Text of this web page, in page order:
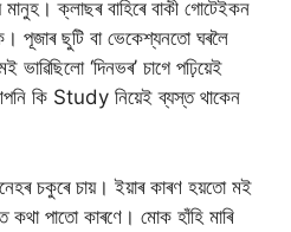
ক্লাছৰ বাহিৰে বাকী গোটেইকন
পূজাৰ ছুটি বা ভেকেশ্যনতো ঘৰলৈ
ভাৱিছিলো ‘দিনভৰ’ চাগে পঢ়িয়েই
কি Study নিয়েই ব্যস্ত থাকেন
চকুৰে চায়। ইয়াৰ কাৰণ হয়তো মই
কথা পাতো কাৰণে। মোক হাঁহি মাৰি